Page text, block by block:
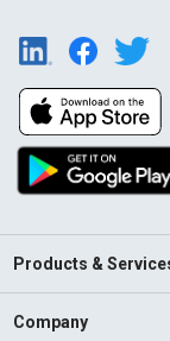
Products &
Company